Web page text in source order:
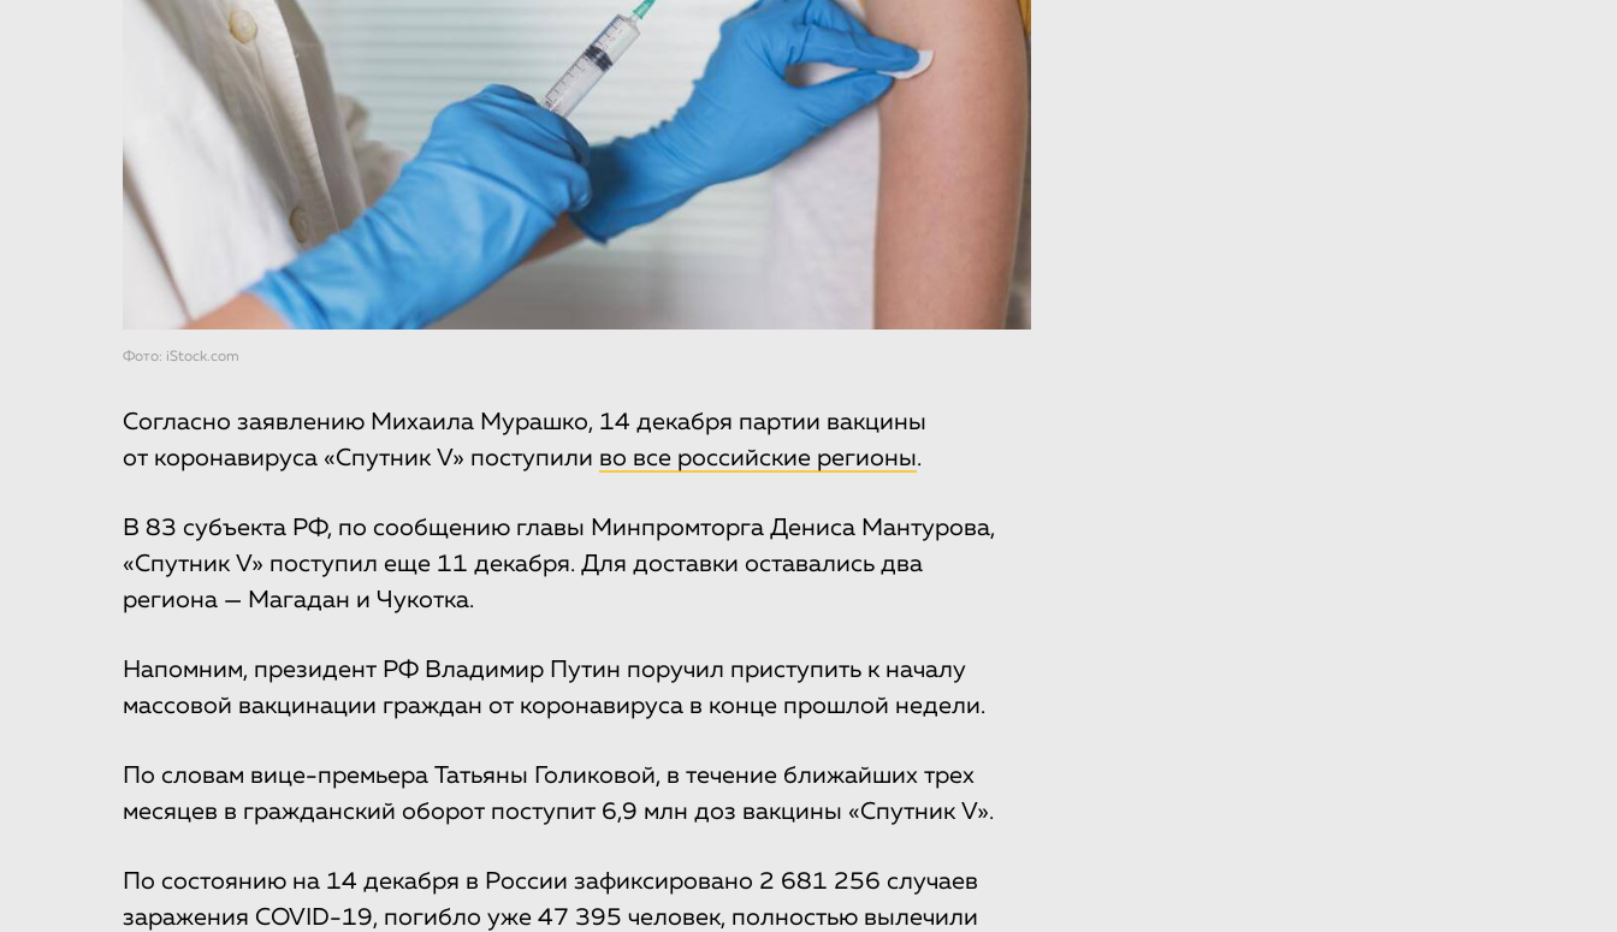
Фото: iStock.com
Согласно заявлению Михаила Мурашко, 14 декабря партии вакцины
от коронавируса «Спутник V» поступили во все российские регионы.
В 83 субъекта РФ, по сообщению главы Минпромторга Дениса Мантурова,
«Спутник V» поступил еще 11 декабря. Для доставки оставались два
региона — Магадан и Чукотка.
Напомним, президент РФ Владимир Путин поручил приступить к началу
массовой вакцинации граждан от коронавируса в конце прошлой недели.
По словам вице-премьера Татьяны Голиковой, в течение ближайших трех
месяцев в гражданский оборот поступит 6,9 млн доз вакцины «Спутник V».
По состоянию на 14 декабря в России зафиксировано 2 681 256 случаев
заражения COVID-19, погибло уже 47 395 человек, полностью вылечили